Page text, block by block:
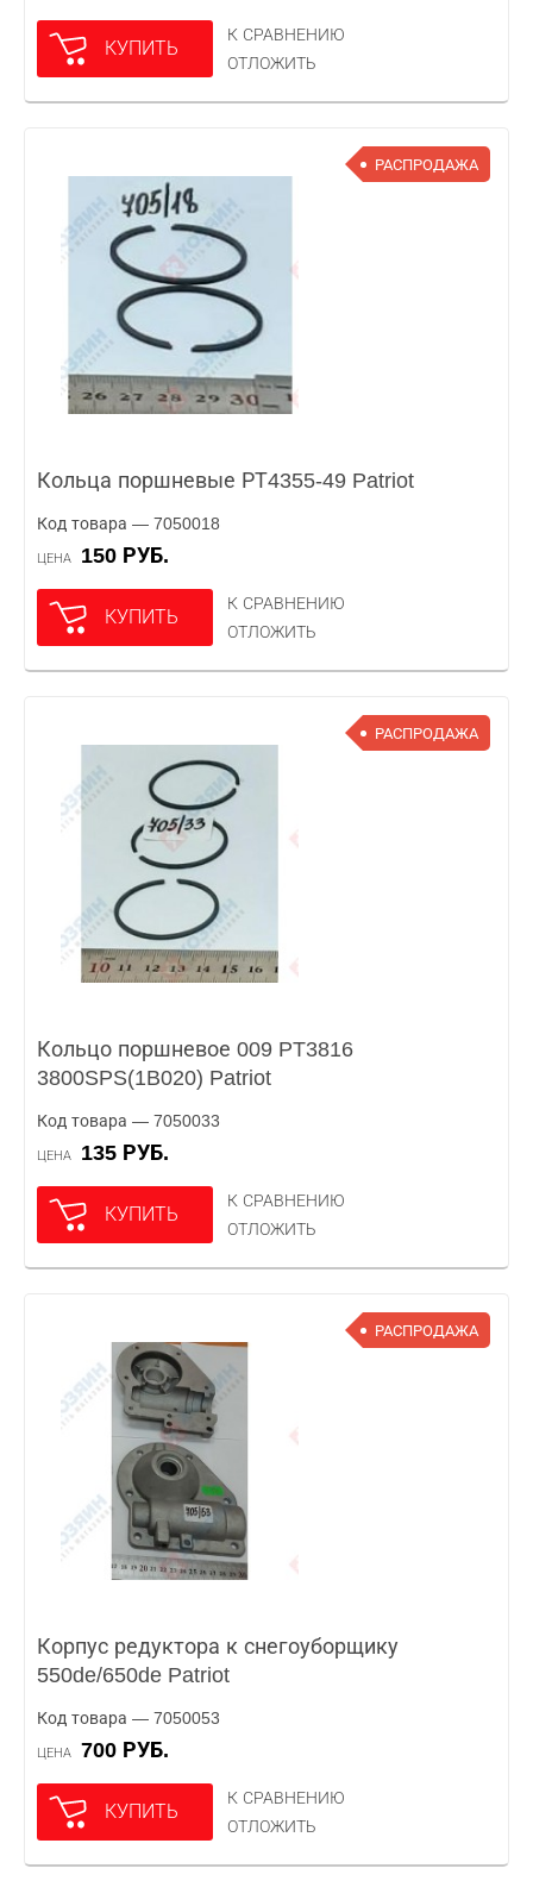
КУПИТЬ
К СРАВНЕНИЮ
ОТЛОЖИТЬ
РАСПРОДАЖА
Кольца поршневые РТ4355-49 Patriot
Код товара — 7050018
ЦЕНА 150 РУБ.
КУПИТЬ
К СРАВНЕНИЮ
ОТЛОЖИТЬ
РАСПРОДАЖА
Кольцо поршневое 009 PT3816
3800SPS(1B020) Patriot
Код товара — 7050033
ЦЕНА 135 РУБ.
КУПИТЬ
К СРАВНЕНИЮ
ОТЛОЖИТЬ
РАСПРОДАЖА
Корпус редуктора к снегоуборщику
550de/650de Patriot
Код товара — 7050053
ЦЕНА 700 РУБ.
КУПИТЬ
К СРАВНЕНИЮ
ОТЛОЖИТЬ